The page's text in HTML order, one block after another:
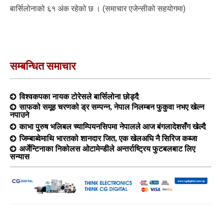
बार्सिलोनाको ६१ अंक रहेको छ । (समाचार एजेन्सीको सहयोगमा)
सम्बन्धित समाचार
विश्वकपका नायक टोरेसले बार्सिलोना छोड्दै
साफको समूह चरणको ड्र सम्पन्न, नेपाल निलम्बन फुकुवा नभए खेल्न
नपाउने
काभा पुरुष भलिबल च्याम्पियनसिपमा नेपालले आज बंगलादेशसँग खेल्दै
जिम्बाब्वेमाथि भारतको शानदार जित, एक खेलअघि नै सिरिज कब्जा
अर्जेन्टिनाका निकोलस ओटामेन्डीले अन्तर्राष्ट्रिय फुटबलबाट लिए
सन्यास